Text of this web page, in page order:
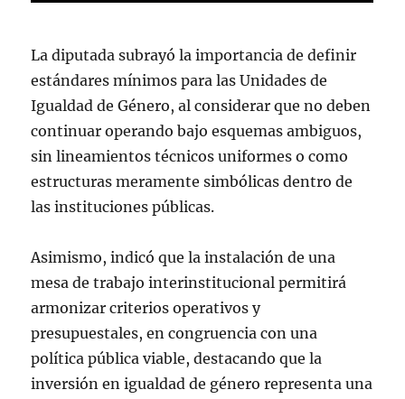
La diputada subrayó la importancia de definir
estándares mínimos para las Unidades de
Igualdad de Género, al considerar que no deben
continuar operando bajo esquemas ambiguos,
sin lineamientos técnicos uniformes o como
estructuras meramente simbólicas dentro de
las instituciones públicas.
Asimismo, indicó que la instalación de una
mesa de trabajo interinstitucional permitirá
armonizar criterios operativos y
presupuestales, en congruencia con una
política pública viable, destacando que la
inversión en igualdad de género representa una